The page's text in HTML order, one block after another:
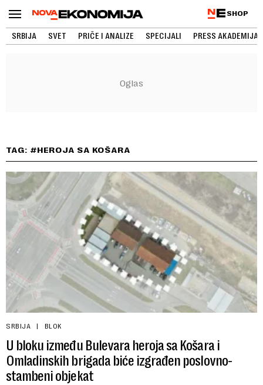
SHOP
SRBIJA SVET PRIČE I ANALIZE SPECIJALI PRESS AKADEMIJA
TAG: #HEROJA SA KOŠARA
SRBIJA BLOK
U bloku između Bulevara heroja sa Košara i
Omladinskih brigada biće izgrađen poslovno-
stambeni objekat